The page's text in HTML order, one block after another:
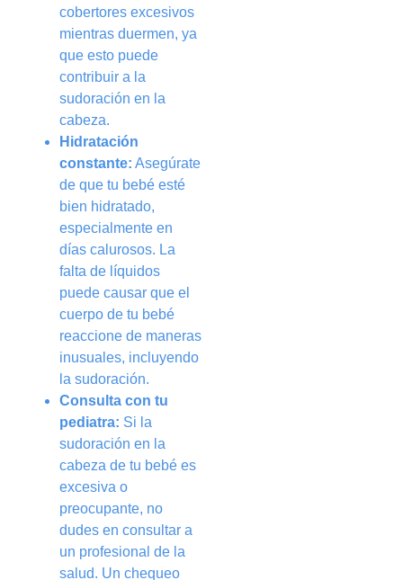
cobertores excesivos
mientras duermen, ya
que esto puede
contribuir a la
sudoración en la
cabeza.
Hidratación
constante: Asegúrate
de que tu bebé esté
bien hidratado,
especialmente en
días calurosos. La
falta de líquidos
puede causar que el
cuerpo de tu bebé
reaccione de maneras
inusuales, incluyendo
la sudoración.
Consulta con tu
pediatra: Si la
sudoración en la
cabeza de tu bebé es
excesiva o
preocupante, no
dudes en consultar a
un profesional de la
salud. Un chequeo